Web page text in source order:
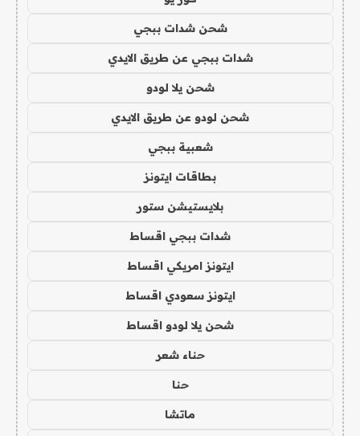
شحن شدات ببجي
شدات ببجي عن طريق الايدي
شحن يلا لودو
شحن لودو عن طريق الايدي
شعبية ببجي
بطاقات ايتونز
بلايستيشن ستور
شدات ببجي اقساط
ايتونز امريكي اقساط
ايتونز سعودي اقساط
شحن يلا لودو اقساط
حناء شعر
حنا
ماتشا